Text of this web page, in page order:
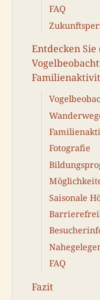
FAQ
Entdecken Sie
Fotografie
Saisonale
FAQ
Fazit